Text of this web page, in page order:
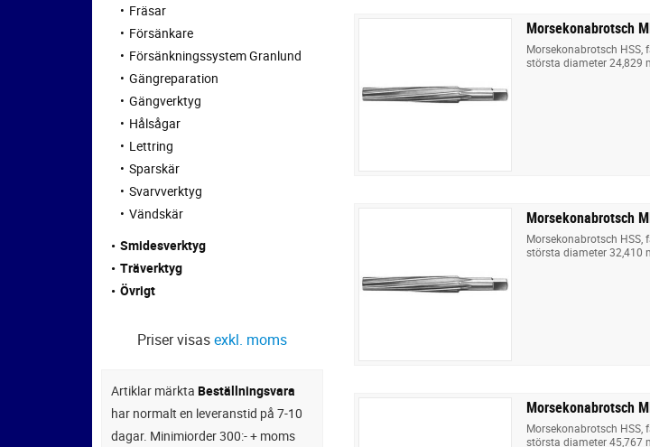
Morsekonabrotsch
Morsekonabrotsch HSS,
största diameter 24,829
Morsekonabrotsch
Morsekonabrotsch HSS,
största diameter 32,410
Morsekonabrotsch
Morsekonabrotsch HSS,
största diameter 45,767
Fräsar
Försänkare
Försänkningssystem Granlund
Gängreparation
Gängverktyg
Hålsågar
Lettring
Sparskär
Svarvverktyg
Vändskär
Smidesverktyg
Träverktyg
Övrigt
Priser visasexkl. moms
Artiklar märkta Beställningsvara
har normalt en leveranstid på 7-10
dagar. Minimiorder 300:- + moms